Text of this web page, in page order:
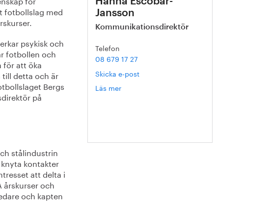
fotbollslag med
psykisk och
fotbollen och
för att öka
detta och är
Bergs
på
stålindustrin
kontakter
att delta i
årskurser och
och kapten
Jansson
Kommunikationsdirektör
Telefon
08 679 17 27
Skicka e-post
Läs mer